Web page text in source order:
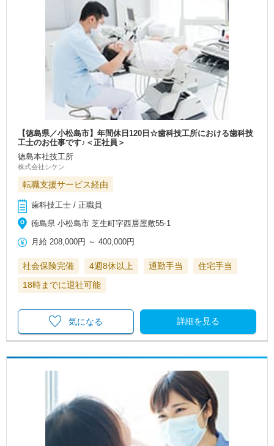
【徳島県／小松島市】年間休日120日☆歯科技工所における歯科技
工士のお仕事です♪＜正社員＞
徳島本社技工所
株式会社シケン
転職支援サービス経由
歯科技工士 / 正職員
徳島県 小松島市 芝生町字西居屋敷55-1
月給 208,000円 ～400,000円
社会保険完備 4週8休以上 通勤手当
住宅手当
18時までに退社可能
詳細を見る
気になる